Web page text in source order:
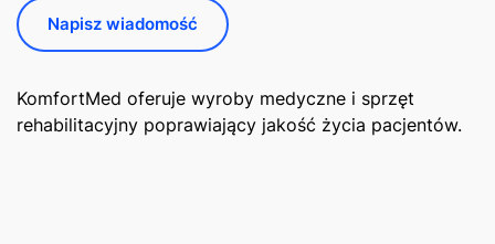
Napisz wiadomość
KomfortMed oferuje wyroby medyczne i sprzęt
rehabilitacyjny poprawiający jakość życia pacjentów.